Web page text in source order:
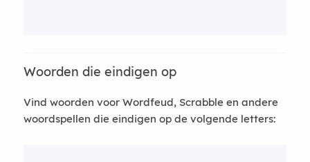
Woorden die eindigen op
Vind woorden voor Wordfeud, Scrabble en andere
woordspellen die eindigen op de volgende letters: